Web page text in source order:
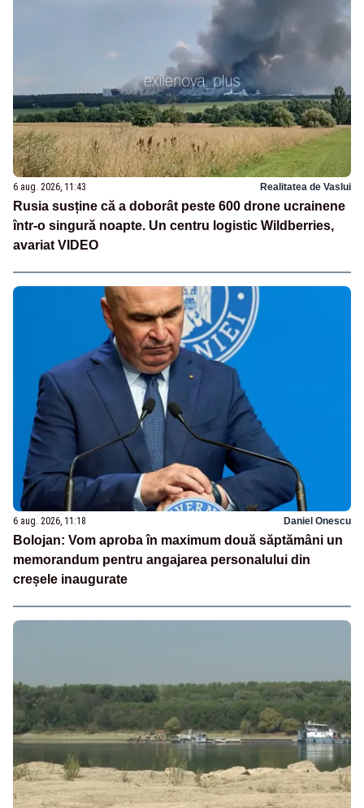
6 aug. 2026, 11:43 Realitatea de Vaslui
Rusia susține că a doborât peste 600 drone ucrainene
într-o singură noapte. Un centru logistic Wildberries,
avariat VIDEO
6 aug. 2026, 11:18 Daniel Onescu
Bolojan: Vom aproba în maximum două săptămâni un
memorandum pentru angajarea personalului din
creșele inaugurate